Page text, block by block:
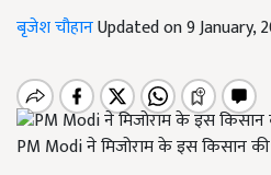
बृजेश चौहानUpdated on 9 January,
PM Modi ने मिजोराम के इस किसान